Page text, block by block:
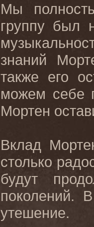
Мы
группу был
знаний
также его
можем себе
Мортен
Вклад
столько
будут
поколений.
утешение.